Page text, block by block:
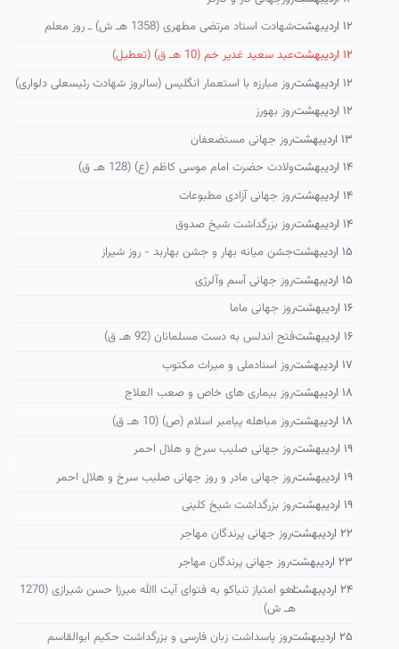
۱۲ اردیبهشت
شهادت استاد مرتضی مطهری (1358 هـ ش) ـ روز معلم
۱۲ اردیبهشت
عید سعید غدیر خم (10 هـ ق) (تعطیل)
۱۲ اردیبهشت
روز مبارزه با استعمار انگلیس (سالروز شهادت رئیسعلی دلواری)
۱۲ اردیبهشت
روز بهورز
۱۳ اردیبهشت
روز جهانی مستضعفان
۱۴ اردیبهشت
ولادت حضرت امام موسی كاظم (ع) (128 هـ ق)
۱۴ اردیبهشت
روز جهانی آزادی مطبوعات
۱۴ اردیبهشت
روز بزرگداشت شیخ صدوق
۱۵ اردیبهشت
جشن میانه بهار و جشن بهاربد - روز شیراز
۱۵ اردیبهشت
روز جهانی آسم وآلرژی
۱۶ اردیبهشت
روز جهانی ماما
۱۶ اردیبهشت
فتح اندلس به دست مسلمانان (92 هـ ق)
۱۷ اردیبهشت
روز اسنادملی و میراث مکتوب
۱۸ اردیبهشت
روز بیماری های خاص و صعب العلاج
۱۸ اردیبهشت
روز مباهله پیامبر اسلام (ص) (10 هـ ق)
۱۹ اردیبهشت
روز جهانی صلیب سرخ و هلال احمر
۱۹ اردیبهشت
روز جهانی مادر و روز جهانی صلیب سرخ و هلال احمر
۱۹ اردیبهشت
روز بزرگداشت شیخ كلینی
۲۲ اردیبهشت
روز جهانی پرندگان مهاجر
۲۳ اردیبهشت
روز جهانی پرندگان مهاجر
۲۴ اردیبهشت
لغو امتیاز تنباكو به فتوای آیت االله میرزا حسن شیرازی (1270
هـ ش)
۲۵ اردیبهشت
روز پاسداشت زبان فارسی و بزرگداشت حكیم ابوالقاسم